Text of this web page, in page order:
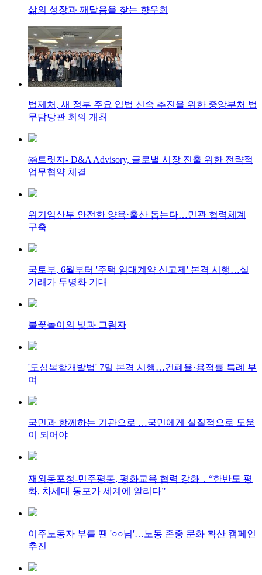
삶의 성장과 깨달음을 찾는 향우회
법제처, 새 정부 주요 입법 신속 추진을 위한 중앙부처 법
무담당관 회의 개최
㈜트릿지- D&A Advisory, 글로벌 시장 진출 위한 전략적
업무협약 체결
위기임산부 안전한 양육·출산 돕는다…민관 협력체계
구축
국토부, 6월부터 '주택 임대계약 신고제' 본격 시행…실
거래가 투명화 기대
불꽃놀이의 빛과 그림자
'도심복합개발법' 7일 본격 시행…건폐율·용적률 특례 부
여
국민과 함께하는 기관으로 …국민에게 실질적으로 도움
이 되어야
재외동포청-민주평통, 평화교육 협력 강화 ․ “한반도 평
화, 차세대 동포가 세계에 알리다”
이주노동자 부를 땐 '○○님'…노동 존중 문화 확산 캠페인
추진